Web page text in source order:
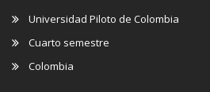
Universidad Piloto de Colombia
Cuarto semestre
Colombia